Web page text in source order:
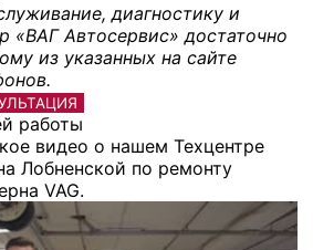
диагностику и
«ВАГ Автосервис» достаточно
из указанных на сайте
работы
видео о нашем Техцентре
Лобненской по ремонту
VAG.